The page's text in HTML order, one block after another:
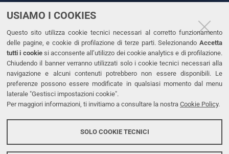
USIAMO I COOKIES
Questo sito utilizza cookie tecnici necessari al corretto funzionamento
delle pagine, e cookie di profilazione di terze parti. Selezionando Accetta
tutti i cookiesi acconsente all’utilizzo dei cookie analytics e di profilazione.
Chiudendo il banner verranno utilizzati solo i cookie tecnici necessari alla
navigazione e alcuni contenuti potrebbero non essere disponibili. Le
preferenze possono essere modificate in qualsiasi momento dal menu
laterale "Gestisci impostazioni cookie".
Per maggiori informazioni, ti invitiamo a consultare la nostra Cookie Policy.
SOLO COOKIE TECNICI
CONTATTI
Tel. +39 0532 293111
Fax. +39 0532 293031
PEC
LINKS
Dichiarazione di accessibilità
Protezione dati personali